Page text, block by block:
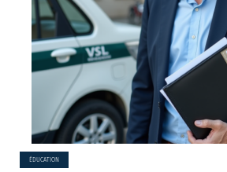
ÉDUCATION